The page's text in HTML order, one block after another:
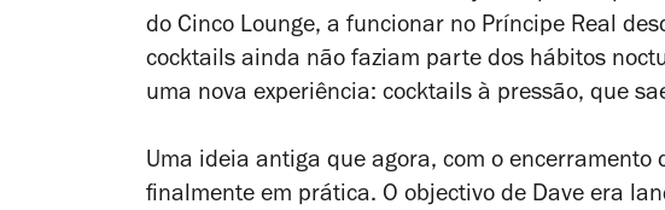
do Cinco Lounge, a funcionar no Príncipe Real
cocktails ainda não faziam parte dos hábitos
uma nova experiência: cocktails à pressão, que
Uma ideia antiga que agora, com o encerramento
finalmente em prática. O objectivo de Dave era